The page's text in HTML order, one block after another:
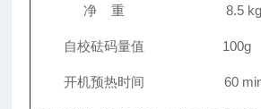
净 重 8.5 kg
自校砝码量值 100g
开机预热时间 60